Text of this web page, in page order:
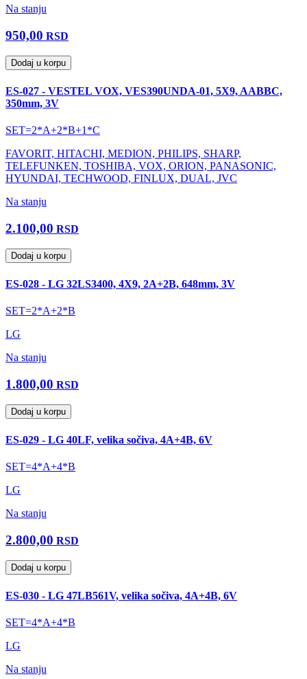
Na stanju
950,00 RSD
Dodaj u korpu
ES-027 - VESTEL VOX, VES390UNDA-01, 5X9, AABBC,
350mm, 3V
SET=2*A+2*B+1*C
FAVORIT, HITACHI, MEDION, PHILIPS, SHARP,
TELEFUNKEN, TOSHIBA, VOX, ORION, PANASONIC,
HYUNDAI, TECHWOOD, FINLUX, DUAL, JVC
Na stanju
2.100,00 RSD
Dodaj u korpu
ES-028 - LG 32LS3400, 4X9, 2A+2B, 648mm, 3V
SET=2*A+2*B
LG
Na stanju
1.800,00 RSD
Dodaj u korpu
ES-029 - LG 40LF, velika sočiva, 4A+4B, 6V
SET=4*A+4*B
LG
Na stanju
2.800,00 RSD
Dodaj u korpu
ES-030 - LG 47LB561V, velika sočiva, 4A+4B, 6V
SET=4*A+4*B
LG
Na stanju